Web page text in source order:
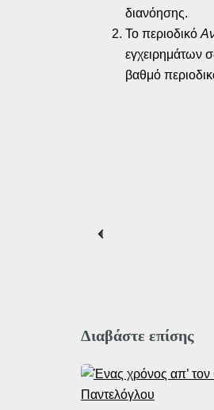
διανόησης.
Το περιοδικό
εγχειρημάτων
βαθμό
Διαβάστε επίσης